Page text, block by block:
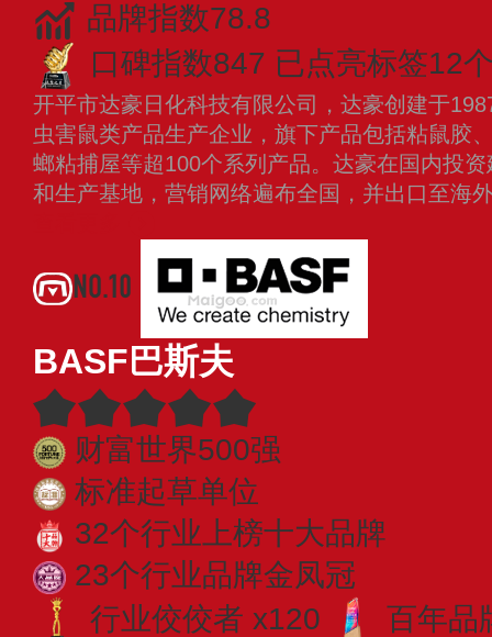
品牌指数78.8
口碑指数847 已点亮标签12
开平市达豪日化科技有限公司，达豪创建于
虫害鼠类产品生产企业，旗下产品包括粘鼠胶
螂粘捕屋等超100个系列产品。达豪在国内投
和生产基地，营销网络遍布全国，并出口至海
NO.10
BASF巴斯夫
财富世界500强
标准起草单位
32个行业上榜十大品牌
23个行业品牌金凤冠
行业佼佼者 x120
百年品